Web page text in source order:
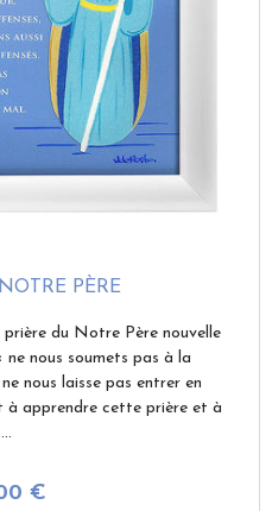
PÈRE
€
prière du Notre Père nouvelle
nous soumets pas à la
nous laisse pas entrer en
apprendre cette prière et à
...